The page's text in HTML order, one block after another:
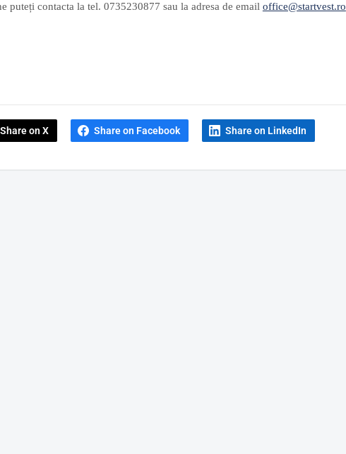
puteți contacta la tel. 0735230877 sau la adresa de email office@startvest.ro
Share on X Share on Facebook Share on LinkedIn